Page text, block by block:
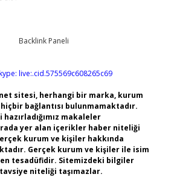
live:.cid.575569c608265c69
sitesi, herhangi bir marka, kurum
bağlantısı bulunmamaktadır.
makaleler
yer alan içerikler haber niteliği
kurum ve kişiler hakkında
Gerçek kurum ve kişiler ile isim
tesadüfidir. Sitemizdeki bilgiler
niteliği taşımazlar.